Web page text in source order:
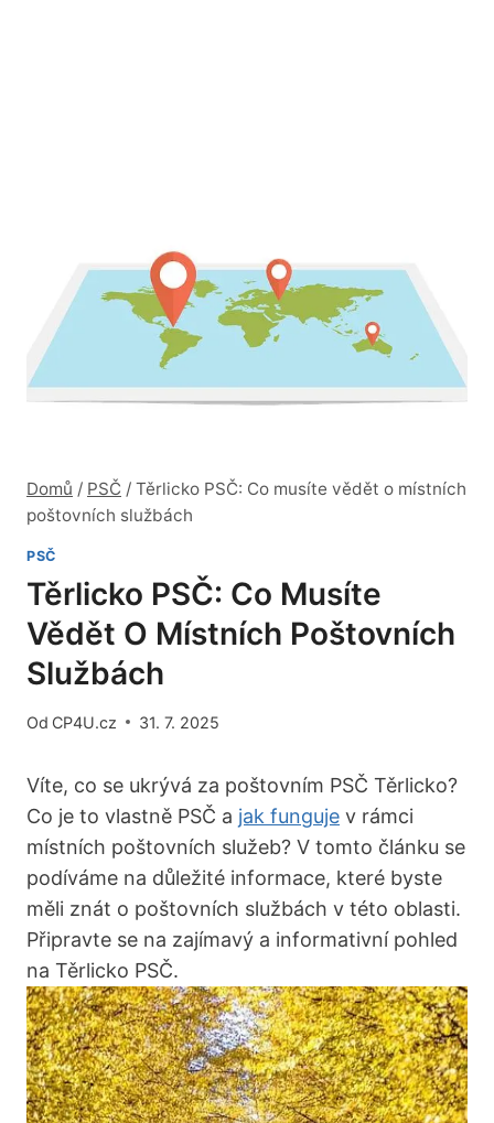
Domů / PSČ / Těrlicko PSČ: Co musíte vědět o místních
poštovních službách
PSČ
Těrlicko PSČ: Co Musíte
Vědět O Místních Poštovních
Službách
Od CP4U.cz 31. 7. 2025
Víte, co​ se ukrývá za poštovním PSČ ⁢Těrlicko?
Co je⁢ to vlastně PSČ a jak funguje v rámci
místních ⁤poštovních služeb? V‌ tomto‍ článku se
podíváme na důležité informace, které byste⁢
měli znát o poštovních‌ službách v této oblasti.⁢
Připravte se na zajímavý a informativní pohled
na‍ Těrlicko PSČ.